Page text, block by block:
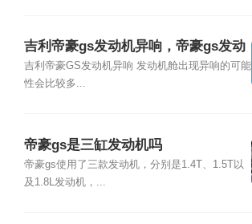
吉利帝豪gs发动机异响，帝豪gs发动
机异响解决
吉利帝豪GS发动机异响 发动机舱出现异响的可能
性会比较多...
帝豪gs是三缸发动机吗
帝豪gs使用了三款发动机，分别是1.4T、1.5T以
及1.8L发动机，...